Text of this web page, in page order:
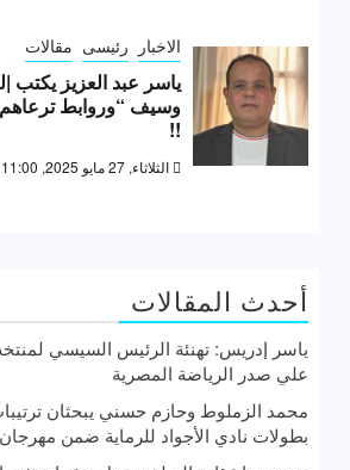
الاخبار رئيسى مقالات
ياسر عبد العزيز يكتب
وسيف “وروابط
!!
الثلاثاء, 27 مايو 2025, 11:00 م
أحدث المقالات
ياسر إدريس: تهنئة الرئيس السيسي
علي صدر الرياضة المصرية
محمد الزملوط وحازم حسني يبحثان
بطولات نادي الأجواد للرماية ضمن